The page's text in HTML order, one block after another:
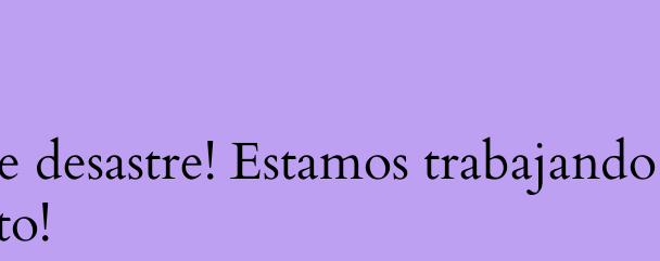
desastre! Estamos